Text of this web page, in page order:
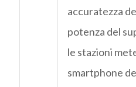
accuratezza
potenza del
le stazioni
smartphone